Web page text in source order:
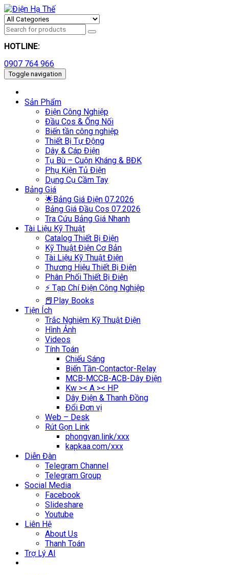
HOTLINE:
0907 764 966
Toggle navigation
Sản Phẩm
Điện Công Nghiệp
Đầu Cos & Ống Nối
Biến tần công nghiệp
Thiết Bị Tự Động
Dây & Cáp Điện
Tụ Bù – Cuộn Kháng & BĐK
Phụ Kiện Tủ Điện
Dụng Cụ Cầm Tay
Bảng Giá
🌟Bảng Giá Điện 07.2026
Bảng Giá Đầu Cos 07.2026
Tra Cứu Bảng Giá Nhanh
Tài Liệu Kỹ Thuật
Catalog Thiết Bị Điện
Kỹ Thuật Điện Cơ Bản
Tài Liệu Kỹ Thuật Điện
Thương Hiệu Thiết Bị Điện
Phân Phối Thiết Bị Điện
⚡ Tạp Chí Điện Công Nghiệp
📕Play Books
Tiện Ích
Trắc Nghiệm Kỹ Thuật Điện
Hình Ảnh
Videos
Tính Toán
Chiếu Sáng
Biến Tần-Contactor-Relay
MCB-MCCB-ACB-Dây Điện
Kw >< A >< HP
Dây Điện & Thanh Đồng
Đổi Đơn vị
Web – Desk
Rút Gọn Link
phongvan.link/xxx
kapkaa.com/xxx
Diễn Đàn
Telegram Channel
Telegram Group
Social Media
Facebook
Slideshare
Youtube
Liên Hệ
About Us
Thanh Toán
Trợ Lý AI